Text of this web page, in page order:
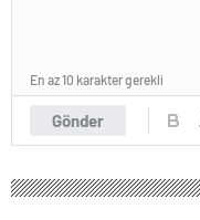
Gönder
En az 10 karakter gerekli